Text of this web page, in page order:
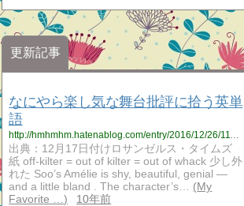
更新記事
なにやら楽し気な舞台批評に拾う英単
語
出典：12月17日付けロサンゼルス・タイムズ
紙 off-kilter = out of kilter = out of whack 少し外
れた Soo’s Amélie is shy, beautiful, genial —
and a little bland . The character’s…
My
Favorite …
10年前